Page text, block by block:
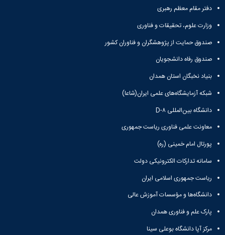
تحصیلات
آئین
ها
تحصیلات
تکمیلی
فرم
و
آئین
نامه
ها
و
پایان
ها
پژوهشنامه
فصل
نامه
علمی
پژوهشنامه
انقلاب
اسلامی
دوفصلنامه
پژوهش‌های
زبان‌شناسی
تطبیقی
دوفصلنامه
مطالعات
اجتماعی
قرآن
دوفصلنامه
علمی
دعاپژوهی
دوفصلنامه
زبان
و
ادبیات
عرب
زبان
و
ادبیات
زبان
شناسی
همگانی
زبان
و
ادبیات
فرانسه
و
زبان
باستان
دفتر مقام معظم رهبری
وزارت علوم، تحقیقات و فناوری
صندوق حمایت از پژوهشگران و فناوران کشور
صندوق رفاه دانشجویان
بنیاد نخبگان استان همدان
شبکه آزمایشگاه‌های علمی ایران(شاعا)
دانشگاه بین‌المللی D-۸
معاونت علمی فناوری ریاست جمهوری
پورتال امام خمینی (ره)
سامانه تدارکات الکترونیکی دولت
ریاست جمهوری اسلامی ایران
دانشگاه‌ها و مؤسسات آموزش عالی
پارک علم و فناوری همدان
مرکز آپا دانشگاه بوعلی سینا